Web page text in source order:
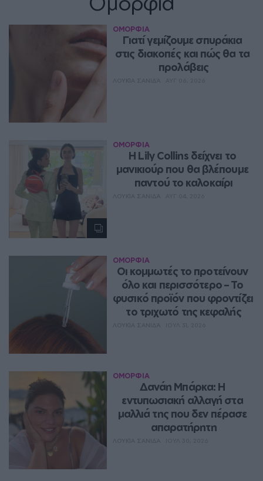
ΟΜΟΡΦΙΑ
Γιατί γεμίζουμε σπυράκια
στις διακοπές και πώς θα τα
προλάβεις
ΟΜΟΡΦΙΑ
Η Lily Collins δείχνει το
μανικιούρ που θα βλέπουμε
παντού το καλοκαίρι
ΟΜΟΡΦΙΑ
Οι κομμωτές το προτείνουν
όλο και περισσότερο – Το
φυσικό προϊόν που φροντίζει
το τριχωτό της κεφαλής
ΟΜΟΡΦΙΑ
Δανάη Μπάρκα: Η
εντυπωσιακή αλλαγή στα
μαλλιά της που δεν πέρασε
απαρατήρητη